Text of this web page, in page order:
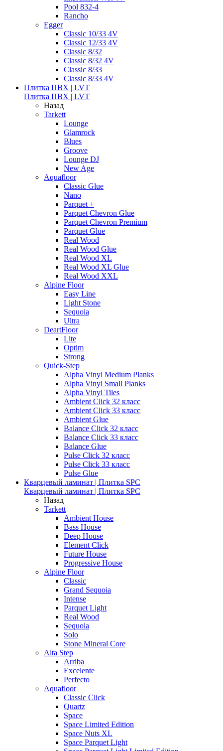
Pool 832-4
Rancho
Egger
Classic 10/33 4V
Classic 12/33 4V
Classic 8/32
Classic 8/32 4V
Classic 8/33
Classic 8/33 4V
Плитка ПВХ | LVT
Плитка ПВХ | LVT
Назад
Tarkett
Lounge
Glamrock
Blues
Groove
Lounge DJ
New Age
Aquafloor
Classic Glue
Nano
Parquet +
Parquet Chevron Glue
Parquet Chevron Premium
Parquet Glue
Real Wood
Real Wood Glue
Real Wood XL
Real Wood XL Glue
Real Wood XXL
Alpine Floor
Easy Line
Light Stone
Sequoia
Ultra
DeartFloor
Lite
Optim
Strong
Quick-Step
Alpha Vinyl Medium Planks
Alpha Vinyl Small Planks
Alpha Vinyl Tiles
Ambient Click 32 класс
Ambient Click 33 класс
Ambient Glue
Balance Click 32 класс
Balance Click 33 класс
Balance Glue
Pulse Click 32 класс
Pulse Click 33 класс
Pulse Glue
Кварцевый ламинат | Плитка SPC
Кварцевый ламинат | Плитка SPC
Назад
Tarkett
Ambient House
Bass House
Deep House
Element Click
Future House
Progressive House
Alpine Floor
Classic
Grand Sequoia
Intense
Parquet Light
Real Wood
Sequoia
Solo
Stone Mineral Core
Alta Step
Arriba
Excelente
Perfecto
Aquafloor
Classic Click
Quartz
Space
Space Limited Edition
Space Nuts XL
Space Parquet Light